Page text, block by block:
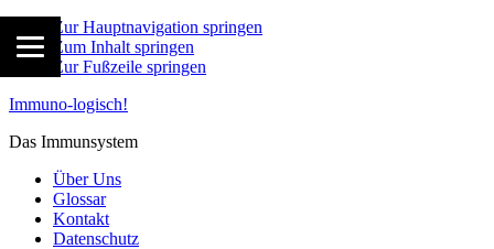
Zur Hauptnavigation springen
Zum Inhalt springen
Zur Fußzeile springen
Immuno-logisch!
Das Immunsystem
Über Uns
Glossar
Kontakt
Datenschutz